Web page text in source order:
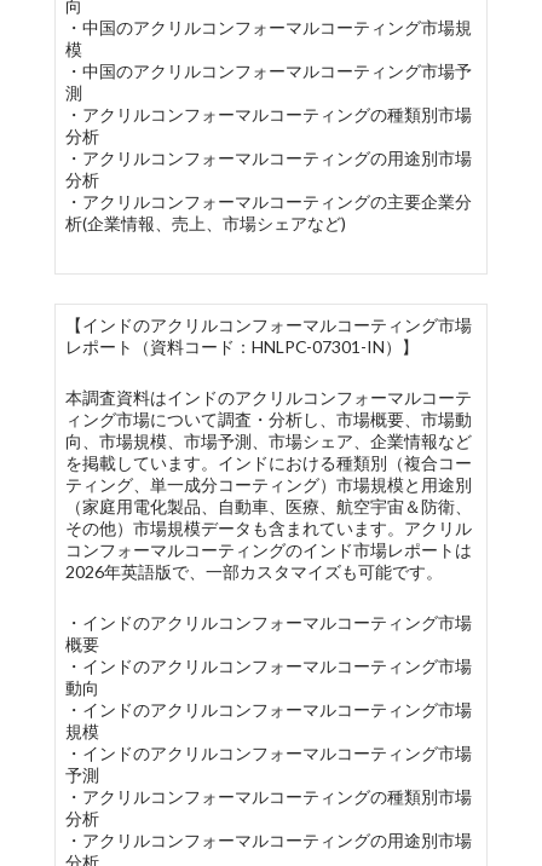
向
・中国のアクリルコンフォーマルコーティング市場規
模
・中国のアクリルコンフォーマルコーティング市場予
測
・アクリルコンフォーマルコーティングの種類別市場
分析
・アクリルコンフォーマルコーティングの用途別市場
分析
・アクリルコンフォーマルコーティングの主要企業分
析(企業情報、売上、市場シェアなど)
【インドのアクリルコンフォーマルコーティング市場
レポート（資料コード：HNLPC-07301-IN）】
本調査資料はインドのアクリルコンフォーマルコーテ
ィング市場について調査・分析し、市場概要、市場動
向、市場規模、市場予測、市場シェア、企業情報など
を掲載しています。インドにおける種類別（複合コー
ティング、単一成分コーティング）市場規模と用途別
（家庭用電化製品、自動車、医療、航空宇宙＆防衛、
その他）市場規模データも含まれています。アクリル
コンフォーマルコーティングのインド市場レポートは
2026年英語版で、一部カスタマイズも可能です。
・インドのアクリルコンフォーマルコーティング市場
概要
・インドのアクリルコンフォーマルコーティング市場
動向
・インドのアクリルコンフォーマルコーティング市場
規模
・インドのアクリルコンフォーマルコーティング市場
予測
・アクリルコンフォーマルコーティングの種類別市場
分析
・アクリルコンフォーマルコーティングの用途別市場
分析